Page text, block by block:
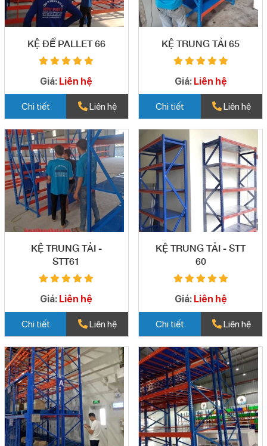
KỆ ĐỂ PALLET 66
Giá: Liên hệ
Chi tiết Liên hệ
KỆ TRUNG TẢI 65
Giá: Liên hệ
Chi tiết Liên hệ
KỆ TRUNG TẢI -
STT61
Giá: Liên hệ
Chi tiết Liên hệ
KỆ TRUNG TẢI - STT
60
Giá: Liên hệ
Chi tiết Liên hệ